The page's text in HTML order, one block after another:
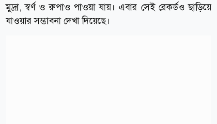
মুদ্রা, স্বর্ণ ও রুপাও পাওয়া যায়। এবার সেই রেকর্ডও ছাড়িয়ে
যাওয়ার সম্ভাবনা দেখা দিয়েছে।